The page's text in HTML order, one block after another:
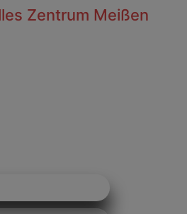
Zentrum Meißen